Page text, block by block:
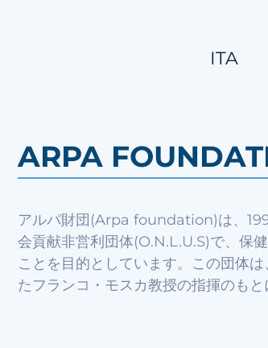
ITA
ARPA
アルパ財団(Arpa foundation)は、
会貢献非営利団体(O.N.L.U.S)で、保
ことを目的としています。この団体
たフランコ・モスカ教授の指揮のもと